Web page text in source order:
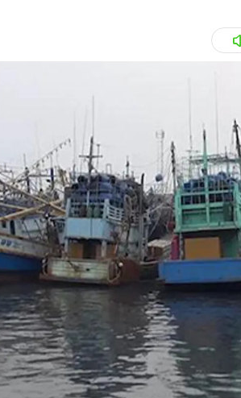
สุขภาพ
เที่ยว-กิน
Sanook
ติดตามสนุกโซเชียลได้ที่
ไทย) จำกัด